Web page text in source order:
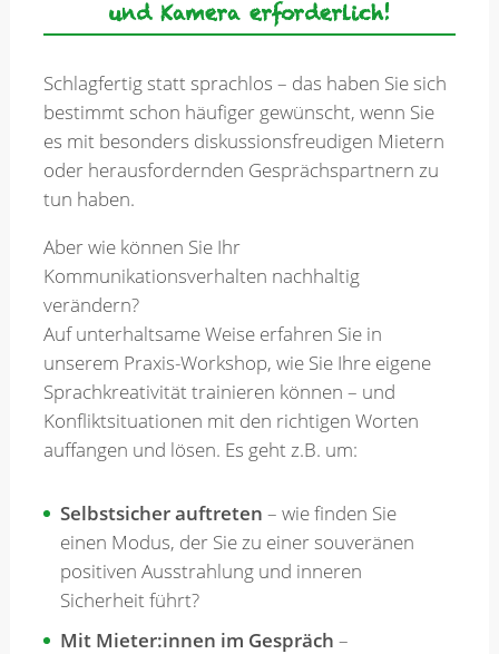
Kontakt
Merkzettel
Newsletter
und Kamera erforderlich!
Schlagfertig statt sprachlos – das haben Sie sich
bestimmt schon häufiger gewünscht, wenn Sie
es mit besonders diskussionsfreudigen Mietern
oder herausfordernden Gesprächspartnern zu
tun haben.
Aber wie können Sie Ihr
Kommunikationsverhalten nachhaltig
verändern?
Auf unterhaltsame Weise erfahren Sie in
unserem Praxis-Workshop, wie Sie Ihre eigene
Sprachkreativität trainieren können – und
Konfliktsituationen mit den richtigen Worten
auffangen und lösen. Es geht z.B. um:
Selbstsicher auftreten – wie finden Sie
einen Modus, der Sie zu einer souveränen
positiven Ausstrahlung und inneren
Sicherheit führt?
Mit Mieter:innen im Gespräch –